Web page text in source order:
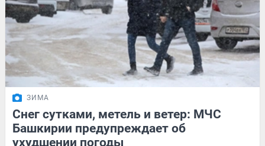
ЗИМА
Снег сутками, метель и ветер: МЧС
Башкирии предупреждает об
ухудшении погоды